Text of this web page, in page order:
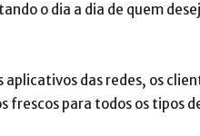
o dia a dia de quem
aplicativos das redes, os
frescos para todos os tipos